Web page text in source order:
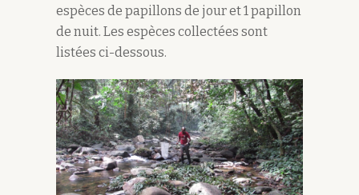
espèces de papillons de jour et 1 papillon
de nuit. Les espèces collectées sont
listées ci-dessous.